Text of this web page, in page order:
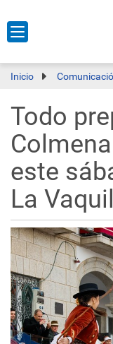
Inicio
Todo
este
La